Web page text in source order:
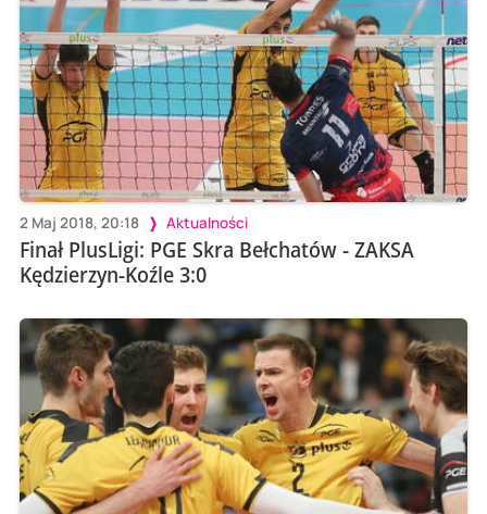
2 Maj 2018, 20:18 Aktualności
Finał PlusLigi: PGE Skra Bełchatów - ZAKSA
Kędzierzyn-Koźle 3:0